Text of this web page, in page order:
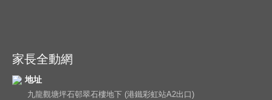
家長全動網
地址
九龍觀塘坪石邨翠石樓地下 (港鐵彩虹站A2出口)